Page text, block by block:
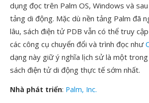
dụng đọc trên Palm OS, Windows và sau
tảng di động. Mặc dù nền tảng Palm đã
lâu, sách điện tử PDB vẫn có thể truy
các công cụ chuyển đổi và trình đọc như
dạng này giữ ý nghĩa lịch sử là một
sách điện tử di động thực tế sớm nhất.
Nhà phát triển: Palm, Inc.